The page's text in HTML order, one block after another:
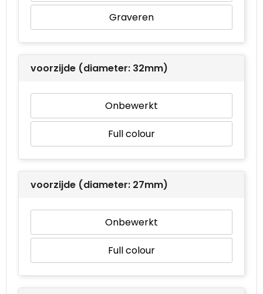
Graveren
voorzijde (diameter: 32mm)
Onbewerkt
Full colour
voorzijde (diameter: 27mm)
Onbewerkt
Full colour